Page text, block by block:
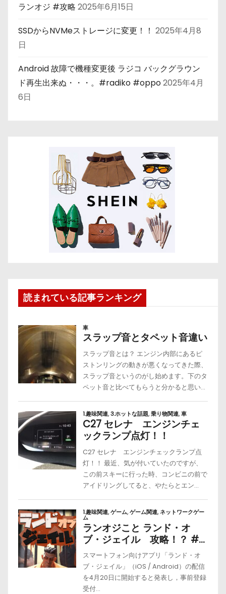
ランオジ #攻略 2025年6月15日
SSDからNVMeストレージに変更！！ 2025年4月8
日
Android 故障で機種変更後 ラジコ バックグラウン
ド再生出来ぬ・・・。#radiko #oppo2025年4月
6日
読まれている記事ランキング